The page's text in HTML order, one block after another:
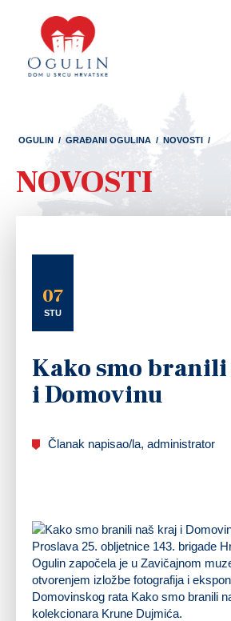
OGULIN / GRAĐANI OGULINA / NOVOSTI /
NOVOSTI
07
STU
Kako smo
i Domovinu
Članak napisao/la, administrator
Proslava 25. obljetnice 143. brigade
Ogulin započela je u Zavičajnom
otvorenjem izložbe fotografija i
Domovinskog rata Kako smo branili
kolekcionara Krune Dujmića.